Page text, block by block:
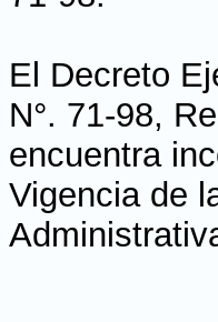
El Decreto
N°. 71-98,
encuentra
Vigencia de